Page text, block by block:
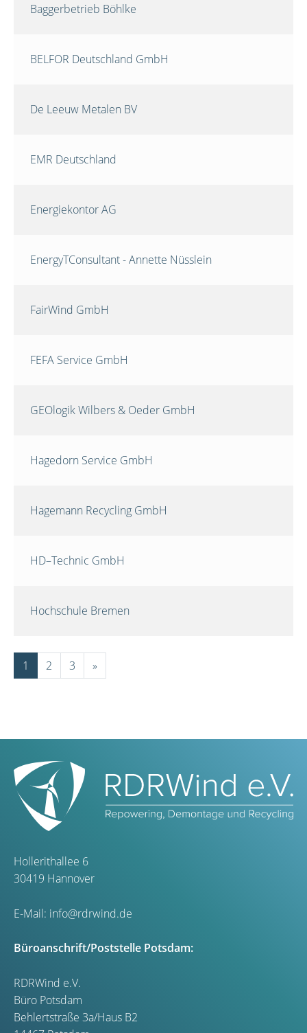
Baggerbetrieb Böhlke
BELFOR Deutschland GmbH
De Leeuw Metalen BV
EMR Deutschland
Energiekontor AG
EnergyTConsultant - Annette Nüsslein
FairWind GmbH
FEFA Service GmbH
GEOlogik Wilbers & Oeder GmbH
Hagedorn Service GmbH
Hagemann Recycling GmbH
HD–Technic GmbH
Hochschule Bremen
1 2 3 »
Hollerithallee 6
30419 Hannover
E-Mail: info@rdrwind.de
Büroanschrift/Poststelle Potsdam:
RDRWind e.V.
Büro Potsdam
Behlertstraße 3a/Haus B2